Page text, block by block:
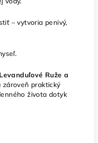
– vytvoria penivý,
Ruže a
zároveň praktický
života dotyk